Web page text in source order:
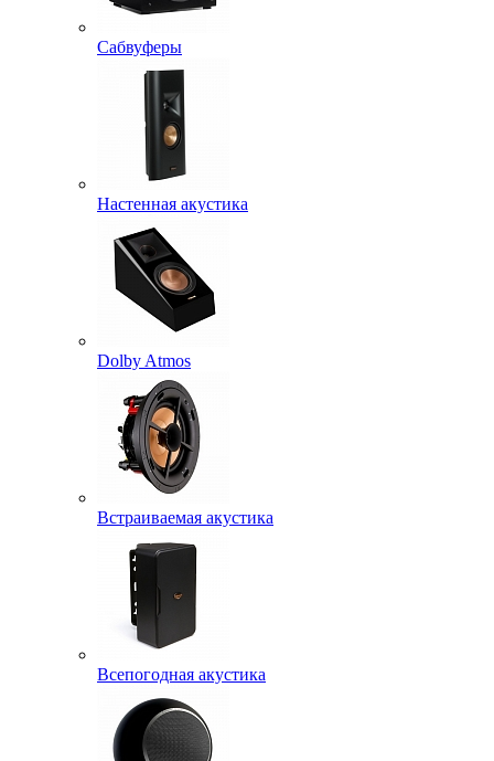
Сабвуферы
Настенная акустика
Dolby Atmos
Встраиваемая акустика
Всепогодная акустика